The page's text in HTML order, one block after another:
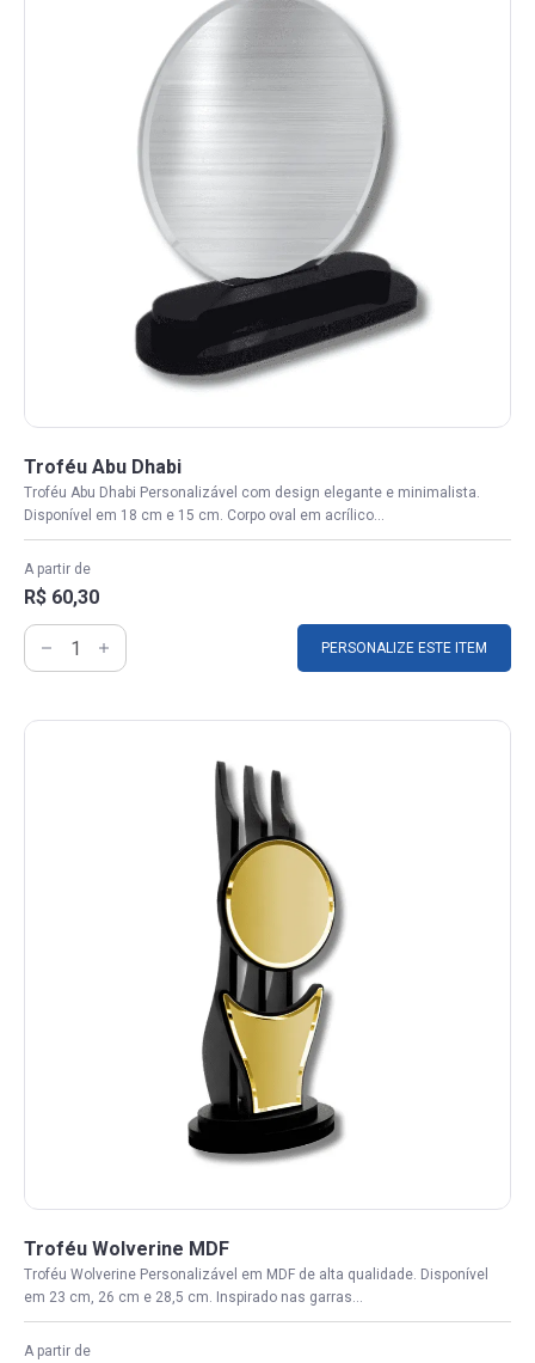
Troféu Abu Dhabi
Troféu Abu Dhabi Personalizável com design elegante e minimalista.
Disponível em 18 cm e 15 cm. Corpo oval em acrílico...
A partir de
R$ 60,30
PERSONALIZE ESTE ITEM
Troféu Wolverine MDF
Troféu Wolverine Personalizável em MDF de alta qualidade. Disponível
em 23 cm, 26 cm e 28,5 cm. Inspirado nas garras...
A partir de